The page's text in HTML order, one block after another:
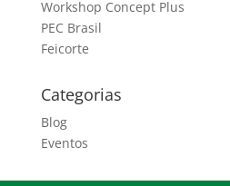
Workshop Concept Plus
PEC Brasil
Feicorte
Categorias
Blog
Eventos